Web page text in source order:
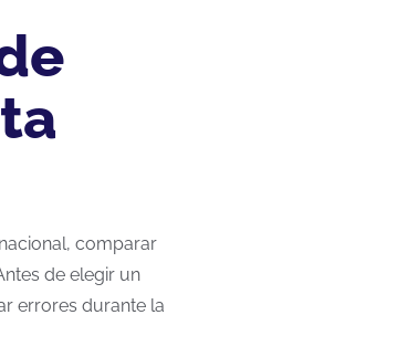
comparar
de elegir un
errores durante la